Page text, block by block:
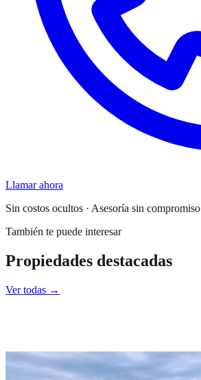
Llamar ahora
Sin costos ocultos · Asesoría sin compromiso
También te puede interesar
Propiedades destacadas
Ver todas →